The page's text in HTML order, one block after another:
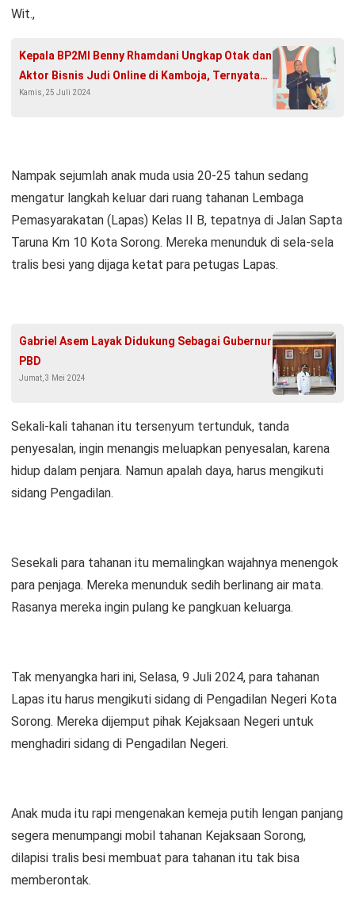
Wit.,
Kepala BP2MI Benny Rhamdani Ungkap Otak dan
Aktor Bisnis Judi Online di Kamboja, Ternyata
WNI
Kamis, 25 Juli 2024
Nampak sejumlah anak muda usia 20-25 tahun sedang
mengatur langkah keluar dari ruang tahanan Lembaga
Pemasyarakatan (Lapas) Kelas II B, tepatnya di Jalan Sapta
Taruna Km 10 Kota Sorong. Mereka menunduk di sela-sela
tralis besi yang dijaga ketat para petugas Lapas.
Gabriel Asem Layak Didukung Sebagai Gubernur
PBD
Jumat, 3 Mei 2024
Sekali-kali tahanan itu tersenyum tertunduk, tanda
penyesalan, ingin menangis meluapkan penyesalan, karena
hidup dalam penjara. Namun apalah daya, harus mengikuti
sidang Pengadilan.
Sesekali para tahanan itu memalingkan wajahnya menengok
para penjaga. Mereka menunduk sedih berlinang air mata.
Rasanya mereka ingin pulang ke pangkuan keluarga.
Tak menyangka hari ini, Selasa, 9 Juli 2024, para tahanan
Lapas itu harus mengikuti sidang di Pengadilan Negeri Kota
Sorong. Mereka dijemput pihak Kejaksaan Negeri untuk
menghadiri sidang di Pengadilan Negeri.
Anak muda itu rapi mengenakan kemeja putih lengan panjang
segera menumpangi mobil tahanan Kejaksaan Sorong,
dilapisi tralis besi membuat para tahanan itu tak bisa
memberontak.